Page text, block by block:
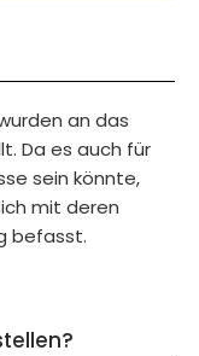
an das
Da es auch für
sein könnte,
mit deren
befasst.